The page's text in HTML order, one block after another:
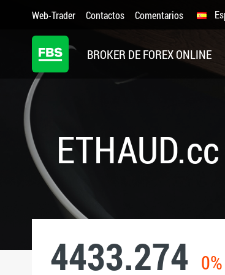
Web-Trader Contactos Comentarios
BROKER DE FOREX ONLINE
ETHAUD.cc
4433.274 0%